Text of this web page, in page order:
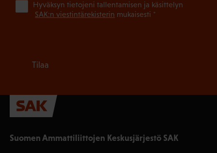
Suomen Ammattiliittojen Keskusjärjestö SAK
Hyväksyn tietojeni tallentamisen ja käsittelyn
SAK:n viestintärekisterin mukaisesti *
Tilaa